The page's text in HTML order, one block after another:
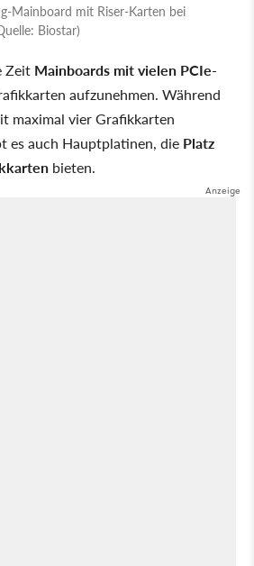
Mainboard mit Riser-Karten bei
Biostar)
Zeit Mainboards mit vielen PCIe-
aufzunehmen. Während
maximal vier Grafikkarten
es auch Hauptplatinen, die Platz
bieten.